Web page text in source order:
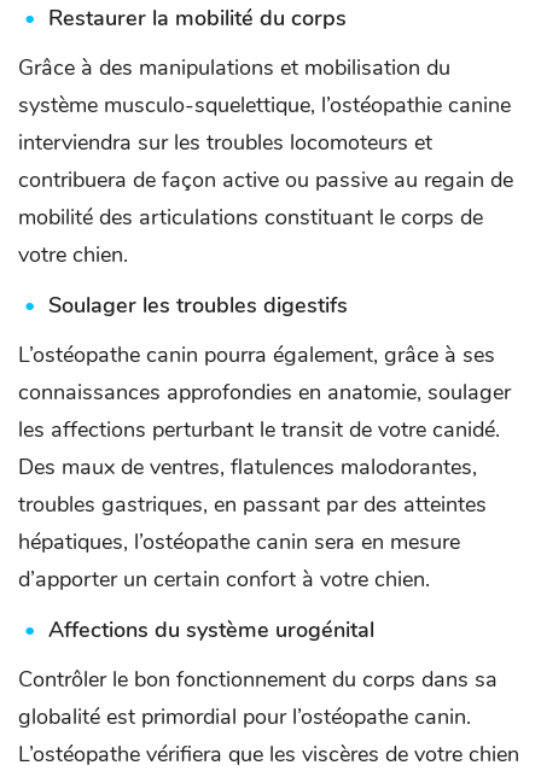
Restaurer la mobilité du corps
Grâce à des manipulations et mobilisation du
système musculo-squelettique, l’ostéopathie canine
interviendra sur les troubles locomoteurs et
contribuera de façon active ou passive au regain de
mobilité des articulations constituant le corps de
votre chien.
Soulager les troubles digestifs
L’ostéopathe canin pourra également, grâce à ses
connaissances approfondies en anatomie, soulager
les affections perturbant le transit de votre canidé.
Des maux de ventres, flatulences malodorantes,
troubles gastriques, en passant par des atteintes
hépatiques, l’ostéopathe canin sera en mesure
d’apporter un certain confort à votre chien.
Affections du système urogénital
Contrôler le bon fonctionnement du corps dans sa
globalité est primordial pour l’ostéopathe canin.
L’ostéopathe vérifiera que les viscères de votre chien